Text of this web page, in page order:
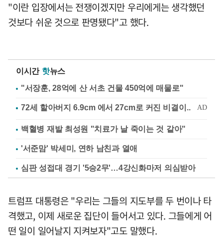
"이란 입장에서는 전쟁이겠지만 우리에게는 생각했던
것보다 쉬운 것으로 판명됐다"고 했다.
이시간 핫뉴스
"서장훈, 28억에 산 서초 건물 450억에 매물로"
백혈병 재발 최성원 "치료가 날 죽이는 것 같아"
'서준맘' 박세미, 연하 남친과 열애
심판 성접대 경기 '5승2무'…4강신화마저 의심받아
트럼프 대통령은 "우리는 그들의 지도부를 두 번이나 타
격했고, 이제 새로운 집단이 들어서고 있다. 그들에게 어
떤 일이 일어날지 지켜보자"고도 말했다.